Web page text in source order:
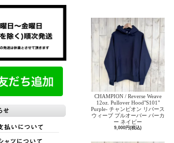
CHAMPION / Reverse Weave
12oz. Pullover Hood"S101"
Purple- チャンピオン リバース
ウィーブ プルオーバー パーカ
ー ネイビー
9,000円(税込)